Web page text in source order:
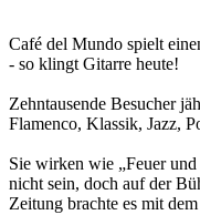
Café del Mundo spielt
- so klingt Gitarre heute!
Zehntausende Besucher
Flamenco, Klassik, Jazz,
Sie wirken wie „Feuer
nicht sein, doch auf der
Zeitung brachte es mit